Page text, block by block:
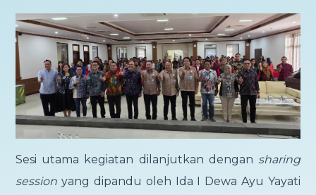
Sesi utama kegiatan dilanjutkan dengan sharing
session yang dipandu oleh Ida I Dewa Ayu Yayati